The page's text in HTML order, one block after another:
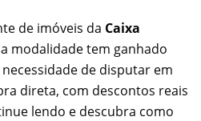
de imóveis da Caixa
modalidade tem ganhado
de disputar em
direta, com descontos reais
lendo e descubra como